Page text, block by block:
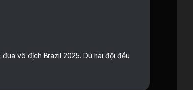
vô địch Brazil 2025. Dù hai đội đều